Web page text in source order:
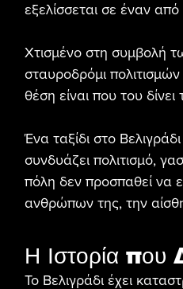
εξελίσσεται σε έναν
Χτισμένο στη συμβολή
σταυροδρόμι
θέση είναι που του
Ένα ταξίδι στο
συνδυάζει πολιτισμό,
πόλη δεν προσπαθεί να
ανθρώπων της, την
Η Ιστορία που
Το Βελιγράδι έχει